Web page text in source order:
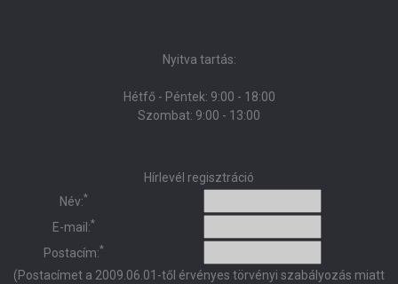
Nyitva tartás:
Hétfő - Péntek: 9:00 - 18:00
Szombat: 9:00 - 13:00
Hírlevél regisztráció
Név:*
E-mail:*
Postacím:*
(Postacímet a 2009.06.01-től érvényes törvényi szabályozás miatt